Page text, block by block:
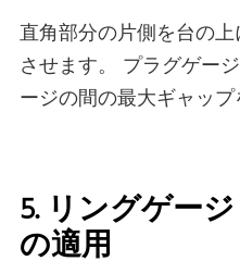
直角部分の片側を台の
させます。 プラグゲー
ージの間の最大ギャップ
5. リングゲー
の適用